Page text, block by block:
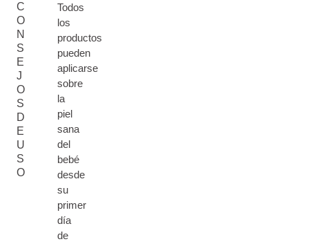
C
O
N
S
E
J
O
S
D
E
U
S
O
Todos
los
productos
pueden
aplicarse
sobre
la
piel
sana
del
bebé
desde
su
primer
día
de